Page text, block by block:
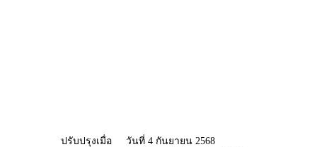
ปรับปรุงเมื่อ วันที่ 4 กันยายน 2568